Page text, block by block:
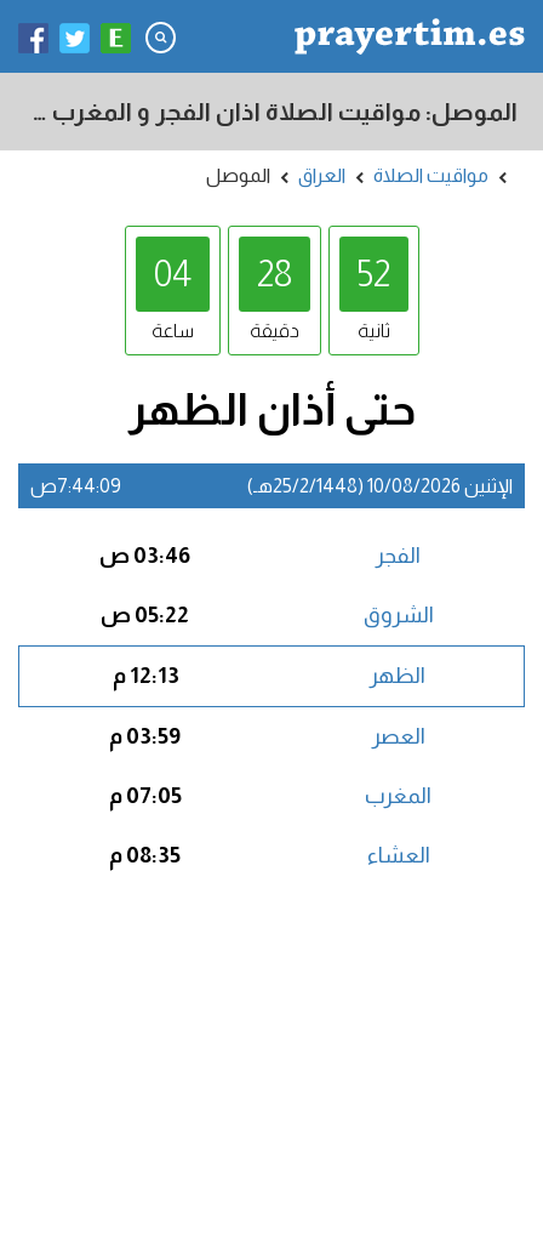
الموصل: مواقيت الصلاة اذان الفجر و المغرب في اليوم - العراق
مواقيت الصلاة العراق الموصل
04
ساعة
28
دقيقة
51
ثانية
حتى أذان الظهر
الإثنين 10/08/2026 (25/2/1448هـ) 7:44:09ص
الفجر 03:46 ص
الشروق 05:22 ص
الظهر 12:13 م
العصر 03:59 م
المغرب 07:05 م
العشاء 08:35 م